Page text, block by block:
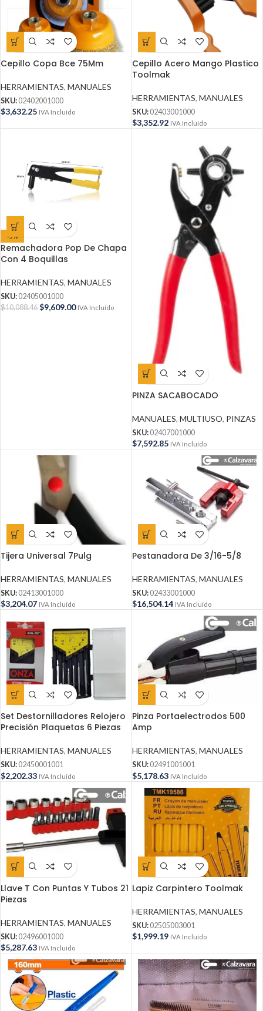
Cepillo Copa Bce 75Mm
HERRAMIENTAS, MANUALES
SKU: 02402001000
$3,632.25 IVA Incluído
Cepillo Acero Mango Plastico
Toolmak
HERRAMIENTAS, MANUALES
SKU: 02403001000
$3,352.92 IVA Incluído
-5%
Remachadora Pop De Chapa
Con 4 Boquillas
HERRAMIENTAS, MANUALES
SKU: 02405001000
$10,088.46 $9,609.00 IVA Incluído
PINZA SACABOCADO
MANUALES, MULTIUSO, PINZAS
SKU: 02407001000
$7,592.85 IVA Incluído
Tijera Universal 7Pulg
HERRAMIENTAS, MANUALES
SKU: 02413001000
$3,204.07 IVA Incluído
Pestanadora De 3/16-5/8
HERRAMIENTAS, MANUALES
SKU: 02433001000
$16,504.14 IVA Incluído
Set Destornilladores Relojero
Precisión Plaquetas 6 Piezas
HERRAMIENTAS, MANUALES
SKU: 02450001001
$2,202.33 IVA Incluído
Pinza Portaelectrodos 500
Amp
HERRAMIENTAS, MANUALES
SKU: 02491001001
$5,178.63 IVA Incluído
Llave T Con Puntas Y Tubos 21
Piezas
HERRAMIENTAS, MANUALES
SKU: 02496001000
$5,287.63 IVA Incluído
Lapiz Carpintero Toolmak
HERRAMIENTAS, MANUALES
SKU: 02505003001
$1,999.19 IVA Incluído